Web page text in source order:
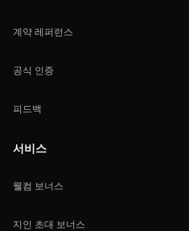
계약 레퍼런스
공식 인증
피드백
서비스
웰컴 보너스
지인 초대 보너스